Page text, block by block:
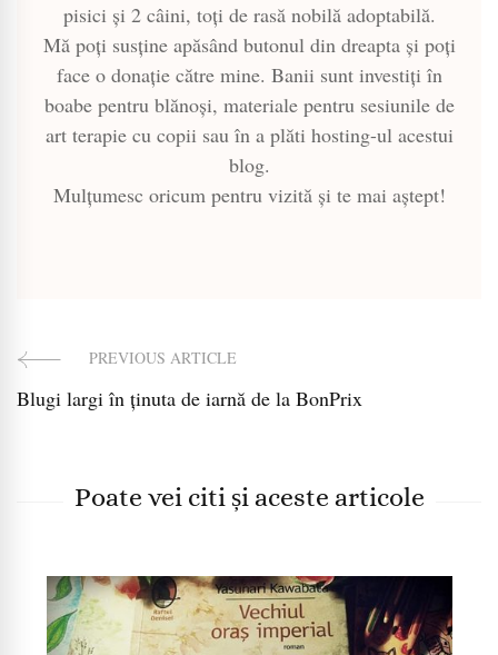
pisici și 2 câini, toți de rasă nobilă adoptabilă.
Mă poți susține apăsând butonul din dreapta și poți
face o donație către mine. Banii sunt investiți în
boabe pentru blănoși, materiale pentru sesiunile de
art terapie cu copii sau în a plăti hosting-ul acestui
blog.
Mulțumesc oricum pentru vizită și te mai aștept!
PostPREVIOUS ARTICLE
Blugi largi în ținuta de iarnă de la BonPrix
Poate vei citi și aceste articole